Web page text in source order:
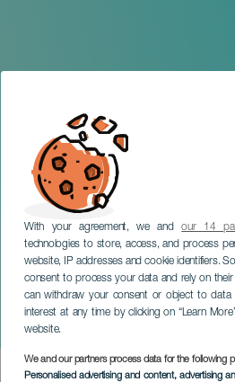
With your agreement, we andour 14
technologies to store, access, and process
website, IP addresses and cookie identifiers.
consent to process your data and rely on their
can withdraw your consent or object to data
interest at any time by clicking on “Learn
website.
We and our partners process data for the following
Personalised advertising and content, advertising
Masu Fajardo:
TENERIFE
Imagen